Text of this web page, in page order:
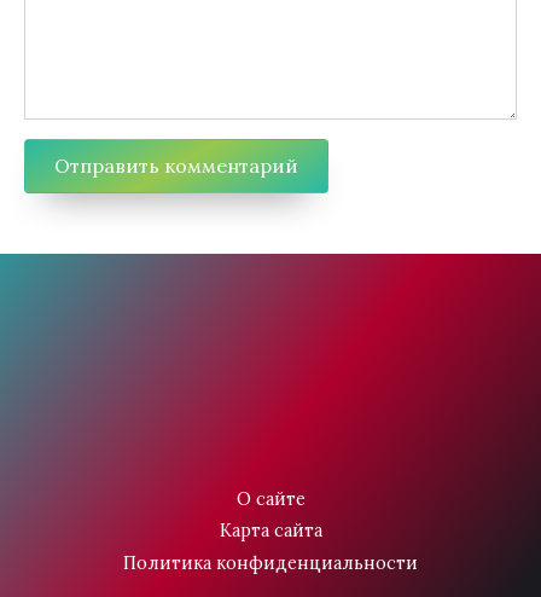
О сайте
Карта сайта
Политика конфиденциальности